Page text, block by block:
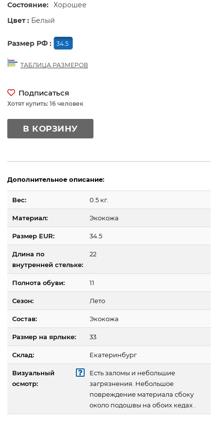
Состояние: Хорошее
Цвет : Белый
Размер РФ : 34.5
ТАБЛИЦА РАЗМЕРОВ
Подписаться
Хотят купить: 16 человек
В КОРЗИНУ
Дополнительное описание:
Вес: 0.5 кг.
Материал: Экокожа
Размер EUR: 34.5
Длина по
внутренней стельке:
22
Полнота обуви: 11
Сезон: Лето
Состав: Экокожа
Размер на ярлыке: 33
Склад: Екатеринбург
Визуальный
осмотр:
Есть заломы и небольшие
загрязнения. Небольшое
повреждение материала сбоку
около подошвы на обоих кедах .